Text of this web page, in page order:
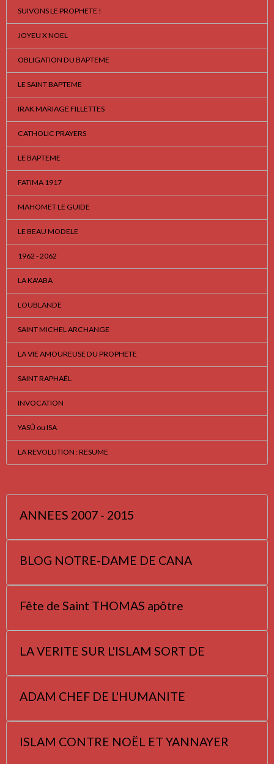
SUIVONS LE PROPHETE !
JOYEU X NOEL
OBLIGATION DU BAPTEME
LE SAINT BAPTEME
IRAK MARIAGE FILLETTES
CATHOLIC PRAYERS
LE BAPTEME
FATIMA 1917
MAHOMET LE GUIDE
LE BEAU MODELE
1962 - 2062
LA KA'ABA
LOUBLANDE
SAINT MICHEL ARCHANGE
LA VIE AMOUREUSE DU PROPHETE
SAINT RAPHAËL
INVOCATION
YASÛ ou ISA
LA REVOLUTION : RESUME
ANNEES 2007 - 2015
BLOG NOTRE-DAME DE CANA
Fête de Saint THOMAS apôtre
LA VERITE SUR L'ISLAM SORT DE
ADAM CHEF DE L'HUMANITE
ISLAM CONTRE NOËL ET YANNAYER